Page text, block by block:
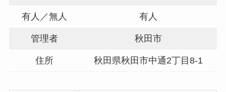
有人／無人 有人
管理者 秋田市
住所 秋田県秋田市中通2丁目8-1